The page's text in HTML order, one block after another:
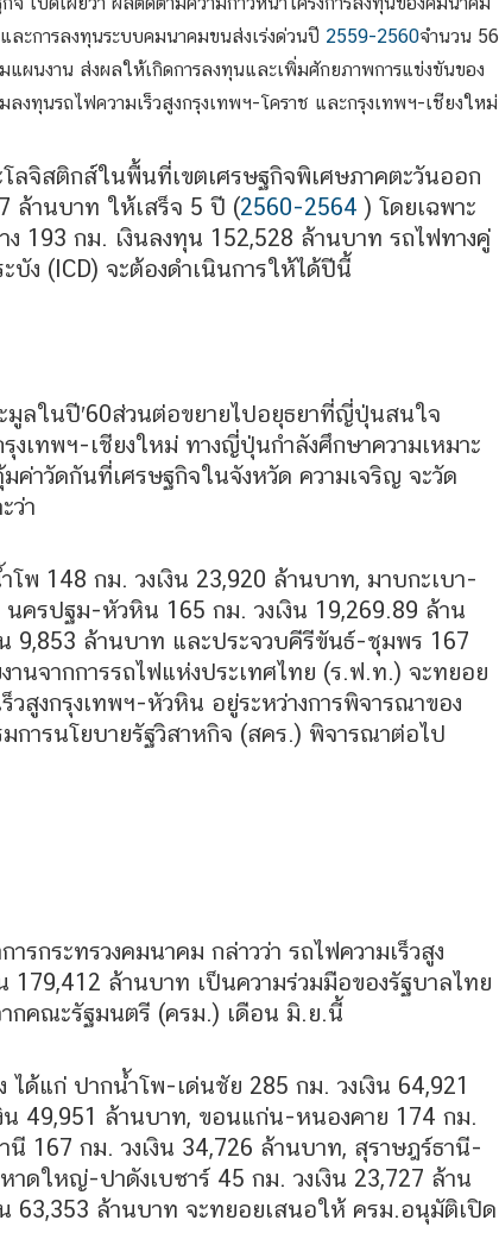
ละการลงทุนระบบคมนาคมขนส่งเร่งด่วนปี 2559-2560จำนวน 56
ผนงาน ส่งผลให้เกิดการลงทุนและเพิ่มศักยภาพการแข่งขันของ
ทุนรถไฟความเร็วสูงกรุงเทพฯ-โคราช และกรุงเทพฯ-เชียงใหม่
ลจิสติกส์ในพื้นที่เขตเศรษฐกิจพิเศษภาคตะวันออก
ล้านบาท ให้เสร็จ 5 ปี (2560-2564 ) โดยเฉพาะ
ง 193 กม. เงินลงทุน 152,528 ล้านบาท รถไฟทางคู่
ง (ICD) จะต้องดำเนินการให้ได้ปีนี้
ะมูลในปี′60ส่วนต่อขยายไปอยุธยาที่ญี่ปุ่นสนใจ
เทพฯ-เชียงใหม่ ทางญี่ปุ่นกำลังศึกษาความเหมาะ
ค่าวัดกันที่เศรษฐกิจในจังหวัด ความเจริญ จะวัด
ว่า
พ 148 กม. วงเงิน 23,920 ล้านบาท, มาบกะเบา-
ครปฐม-หัวหิน 165 กม. วงเงิน 19,269.89 ล้าน
9,853 ล้านบาท และประจวบคีรีขันธ์-ชุมพร 167
านจากการรถไฟแห่งประเทศไทย (ร.ฟ.ท.) จะทยอย
สูงกรุงเทพฯ-หัวหิน อยู่ระหว่างการพิจารณาของ
การนโยบายรัฐวิสาหกิจ (สคร.) พิจารณาต่อไป
รกระทรวงคมนาคม กล่าวว่า รถไฟความเร็วสูง
179,412 ล้านบาท เป็นความร่วมมือของรัฐบาลไทย
กคณะรัฐมนตรี (ครม.) เดือน มิ.ย.นี้
ได้แก่ ปากน้ำโพ-เด่นชัย 285 กม. วงเงิน 64,921
น 49,951 ล้านบาท, ขอนแก่น-หนองคาย 174 กม.
167 กม. วงเงิน 34,726 ล้านบาท, สุราษฎร์ธานี-
าดใหญ่-ปาดังเบซาร์ 45 กม. วงเงิน 23,727 ล้าน
63,353 ล้านบาท จะทยอยเสนอให้ ครม.อนุมัติเปิด